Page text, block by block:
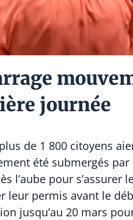
journée
de 1 800 citoyens
été submergés
l’aube pour
leur permis avant le
jusqu’au 20 mars